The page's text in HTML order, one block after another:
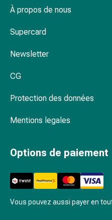
Spagyrie
Rein,
prostate
Prostate
des
de
vessie
Douleurs
et
À propos de nous
Supercard
Newsletter
CG
Protection des données
Mentions legales
Options de paiement
Vous pouvez aussi payer en